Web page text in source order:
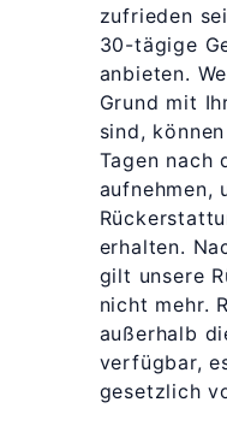
zufrieden
30-tägige
anbieten.
Grund mit
sind,
Tagen nach
aufnehmen,
erhalten.
gilt unsere
nicht mehr.
außerhalb
verfügbar,
gesetzlich